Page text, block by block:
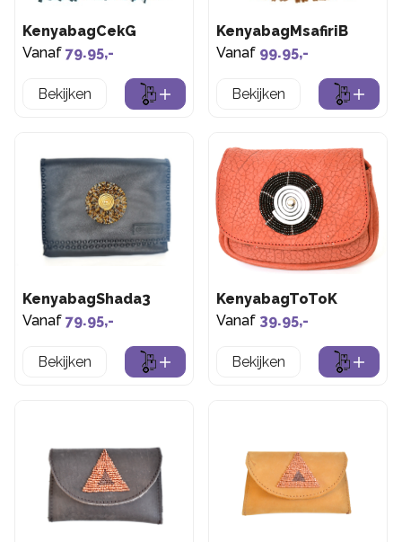
KenyabagCekG
Vanaf 79.95,-
Bekijken
KenyabagMsafiriB
Vanaf 99.95,-
Bekijken
KenyabagShada3
Vanaf 79.95,-
Bekijken
KenyabagToToK
Vanaf 39.95,-
Bekijken